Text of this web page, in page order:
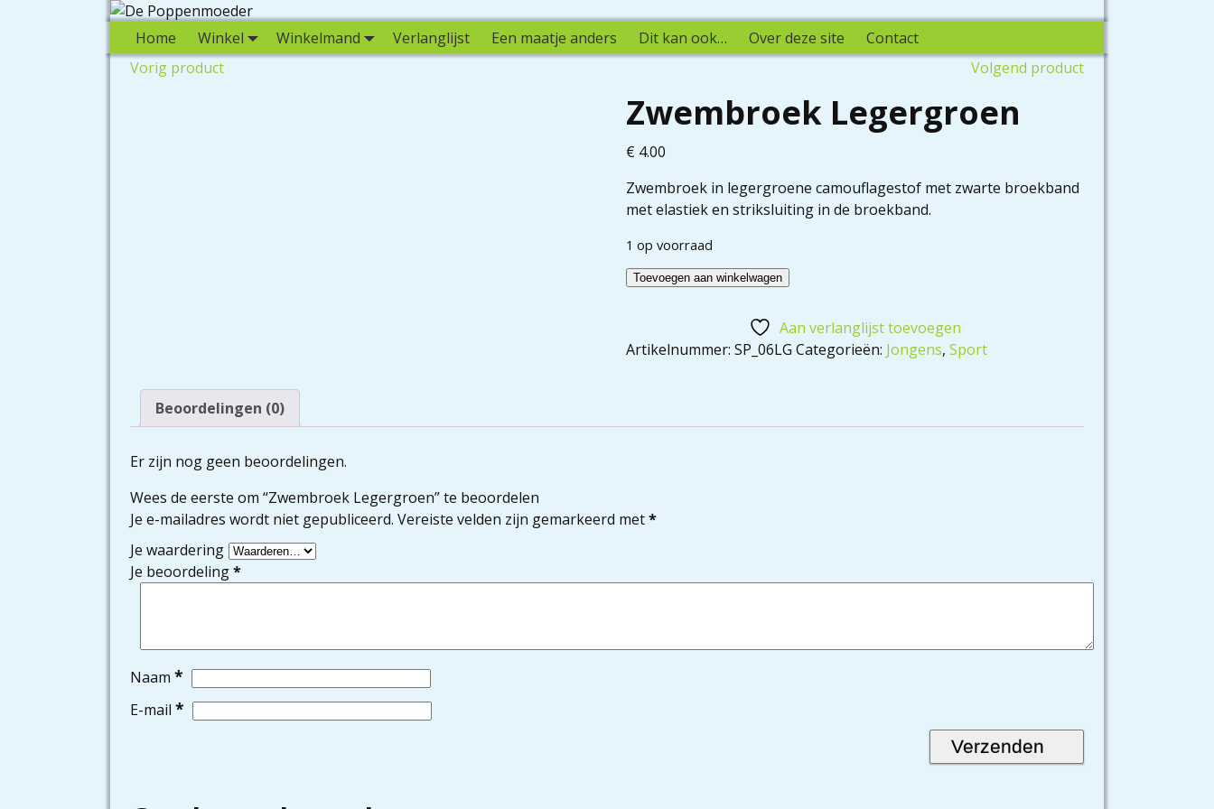
Home Winkel Winkelmand Verlanglijst Een maatje anders Dit kan ook… Over deze site
Contact
Vorig product
Volgend product
Zwembroek Legergroen
€ 4.00
Zwembroek in legergroene camouflagestof met zwarte broekband
met elastiek en striksluiting in de broekband.
1 op voorraad
Toevoegen aan winkelwagen
Aan verlanglijst toevoegen
Artikelnummer:SP_06LG Categorieën: Jongens,Sport
Beoordelingen (0)
Er zijn nog geen beoordelingen.
Wees de eerste om “Zwembroek Legergroen” te beoordelen
Je e-mailadres wordt niet gepubliceerd. Vereiste velden zijn gemarkeerd met*
Je waardering
Je beoordeling*
Naam *
E-mail *